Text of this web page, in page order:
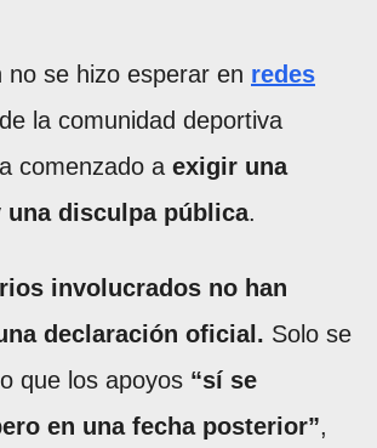
no se hizo esperar en redes
la comunidad deportiva
comenzado a exigir una
disculpa pública.
involucrados no han
declaración oficial. Solo se
que los apoyos “sí se
en una fecha posterior”,